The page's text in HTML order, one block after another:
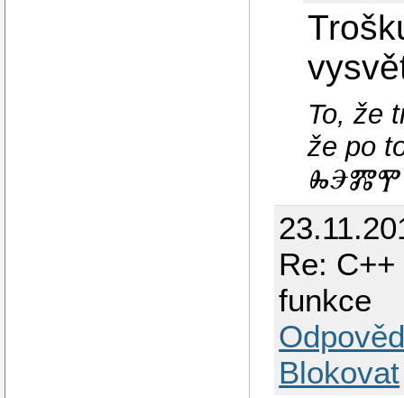
To, že
že po
ⰈⰅⰏⰉ
Re:
funkce
Blokovat